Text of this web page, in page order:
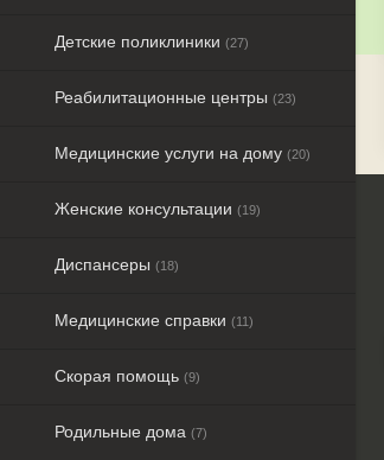
Детские поликлиники (27)
Реабилитационные центры (23)
Медицинские услуги на дому (20)
Женские консультации (19)
Диспансеры (18)
Медицинские справки (11)
Скорая помощь (9)
Родильные дома (7)